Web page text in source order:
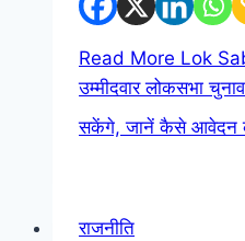
Read More Lok
उम्मीदवार लोकसभा
सकेंगे, जानें कैसे आवेदन
राजनीति